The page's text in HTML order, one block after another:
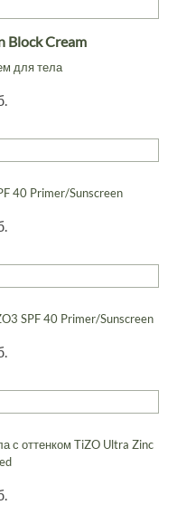
Block Cream
для тела
40 Primer/Sunscreen
SPF 40 Primer/Sunscreen
с оттенком TiZO Ultra Zinc